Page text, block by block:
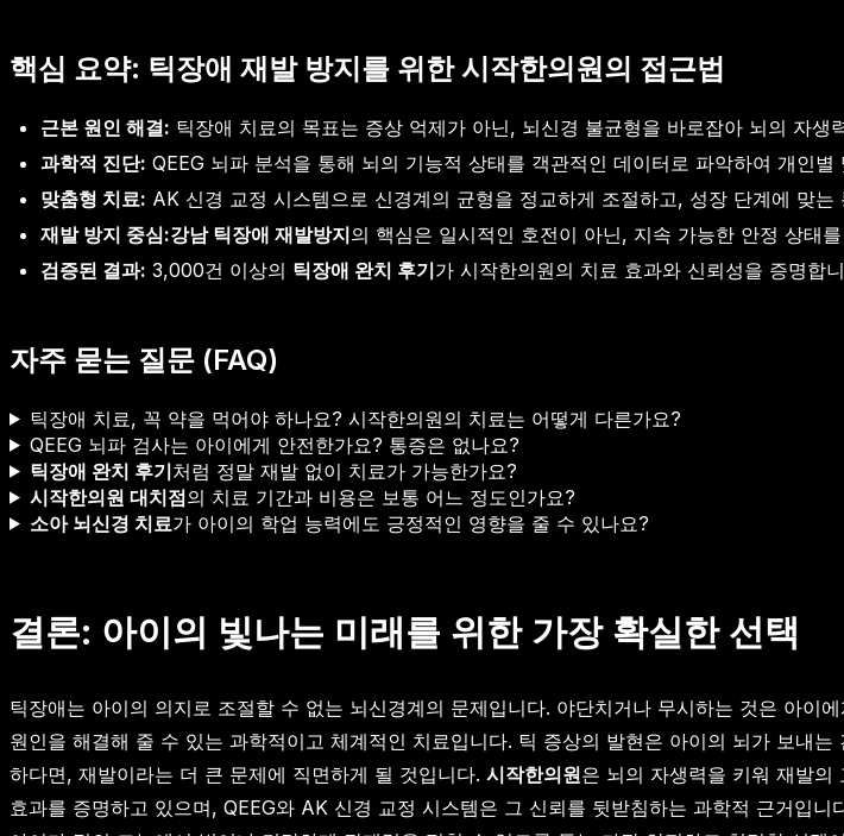
핵심 요약: 틱장애 재발 방지를 위한 시작한의원의 접근법
근본 원인 해결: 틱장애 치료의 목표는 증상 억제가 아닌, 뇌신경 불균형을 바로잡아 뇌의 자생
과학적 진단: QEEG 뇌파 분석을 통해 뇌의 기능적 상태를 객관적인 데이터로 파악하여 개인
맞춤형 치료: AK 신경 교정 시스템으로 신경계의 균형을 정교하게 조절하고, 성장 단계에 맞는
재발 방지 중심:강남 틱장애 재발방지의 핵심은 일시적인 호전이 아닌, 지속 가능한 안정 상태
검증된 결과: 3,000건 이상의 틱장애 완치 후기가 시작한의원의 치료 효과와 신뢰성을 증명합
자주 묻는 질문 (FAQ)
틱장애 치료, 꼭 약을 먹어야 하나요? 시작한의원의 치료는 어떻게 다른가요?
QEEG 뇌파 검사는 아이에게 안전한가요? 통증은 없나요?
틱장애 완치 후기처럼 정말 재발 없이 치료가 가능한가요?
시작한의원 대치점의 치료 기간과 비용은 보통 어느 정도인가요?
소아 뇌신경 치료가 아이의 학업 능력에도 긍정적인 영향을 줄 수 있나요?
결론: 아이의 빛나는 미래를 위한 가장 확실한 선택
틱장애는 아이의 의지로 조절할 수 없는 뇌신경계의 문제입니다. 야단치거나 무시하는 것은 아
원인을 해결해 줄 수 있는 과학적이고 체계적인 치료입니다. 틱 증상의 발현은 아이의 뇌가 보내
하다면, 재발이라는 더 큰 문제에 직면하게 될 것입니다. 시작한의원은 뇌의 자생력을 키워 재발
효과를 증명하고 있으며, QEEG와 AK 신경 교정 시스템은 그 신뢰를 뒷받침하는 과학적 근거입니